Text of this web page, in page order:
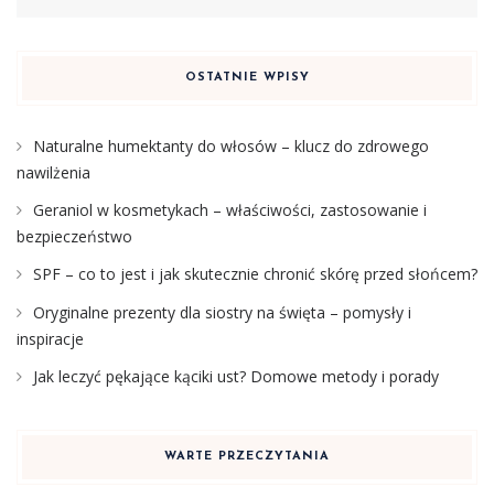
OSTATNIE WPISY
Naturalne humektanty do włosów – klucz do zdrowego
nawilżenia
Geraniol w kosmetykach – właściwości, zastosowanie i
bezpieczeństwo
SPF – co to jest i jak skutecznie chronić skórę przed słońcem?
Oryginalne prezenty dla siostry na święta – pomysły i
inspiracje
Jak leczyć pękające kąciki ust? Domowe metody i porady
WARTE PRZECZYTANIA